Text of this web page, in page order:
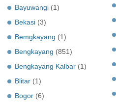
Bayuwangi (1)
Bekasi (3)
Bemgkayang (1)
Bengkayang (851)
Bengkayang Kalbar (1)
Blitar (1)
Bogor (6)